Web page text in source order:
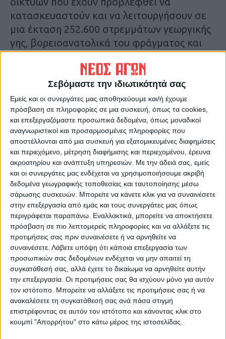
Σεβόμαστε την ιδιωτικότητά σας
Εμείς και οι συνεργάτες μας αποθηκεύουμε και/ή έχουμε
πρόσβαση σε πληροφορίες σε μια συσκευή, όπως τα cookies,
και επεξεργαζόμαστε προσωπικά δεδομένα, όπως μοναδικοί
αναγνωριστικοί και προσαρμοσμένες πληροφορίες που
αποστέλλονται από μια συσκευή για εξατομικευμένες διαφημίσεις
και περιεχόμενο, μέτρηση διαφήμισης και περιεχομένου, έρευνα
ακροατηρίου και ανάπτυξη υπηρεσιών. Με την άδειά σας, εμείς
και οι συνεργάτες μας ενδέχεται να χρησιμοποιήσουμε ακριβή
δεδομένα γεωγραφικής τοποθεσίας και ταυτοποίησης μέσω
σάρωσης συσκευών. Μπορείτε να κάνετε κλικ για να συναινέσετε
στην επεξεργασία από εμάς και τους συνεργάτες μας όπως
περιγράφεται παραπάνω. Εναλλακτικά, μπορείτε να αποκτήσετε
πρόσβαση σε πιο λεπτομερείς πληροφορίες και να αλλάξετε τις
προτιμήσεις σας πριν συναινέσετε ή να αρνηθείτε να
συναινέσετε. Λάβετε υπόψη ότι κάποια επεξεργασία των
προσωπικών σας δεδομένων ενδέχεται να μην απαιτεί τη
συγκατάθεσή σας, αλλά έχετε το δικαίωμα να αρνηθείτε αυτήν
την επεξεργασία. Οι προτιμήσεις σας θα ισχύουν μόνο για αυτόν
τον ιστότοπο. Μπορείτε να αλλάξετε τις προτιμήσεις σας ή να
ανακαλέσετε τη συγκατάθεσή σας ανά πάσα στιγμή
επιστρέφοντας σε αυτόν τον ιστότοπο και κάνοντας κλικ στο
κουμπί "Απορρήτου" στο κάτω μέρος της ιστοσελίδας.
κατασκευαστούν και να λειτουργήσουν σε
μια έκταση 252.600 στρεμμάτων γεωργικής
γης, βορειοανατολικά του φράγματος και
υδροδοτούνται από τον ταμιευτήρα
Σμοκόβου μέσω της αρδευτικής σήραγγας
υδροληψίας Λεονταρίου.
Αναλυτικότερα στην εφημερίδα Νέος Αγών
Τελευταίες Ειδήσεις Σήμερα
Ακολούθησε την εφημερίδα ΝΕΟΣ
ΑΓΩΝ στο Google News!
Όλες οι εξελίξεις στην περιοχή της
Καρδίτσας και ευρύτερα της Θεσσαλίας
ΠΡΟΗΓΟΥΜΕΝΟ ΑΡΘΡΟ
Η βία κατά των γυναικών
μας αφορά όλους
ΕΠΟΜΕΝΟ ΑΡΘΡΟ
Έπρεπε ήδη να έχουν
ξεκινήσει οι διαδικασίες απ'
το Υπουργείο για τις
αποκαταστάσεις των ζημιών;